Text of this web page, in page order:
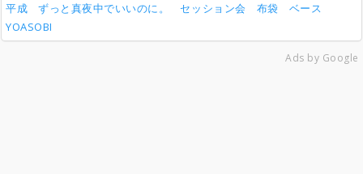
平成
ずっと真夜中でいいのに。 セッション会 布袋
ベース
YOASOBI
Ads by Google